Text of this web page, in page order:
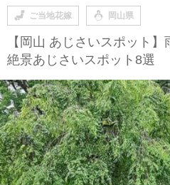
ご当地花嫁 岡山県
【岡山 あじさいスポット
絶景あじさいスポット8選